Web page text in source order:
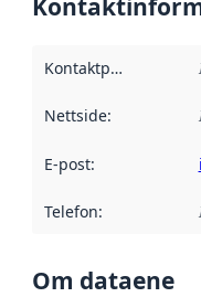
Kontaktpunkt
Nettside:
E-post:
Telefon:
Om dataene